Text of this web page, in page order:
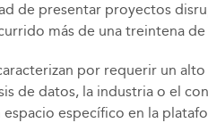
de presentar proyectos
más de una treintena de
por requerir un
de datos, la industria o el
específico en la